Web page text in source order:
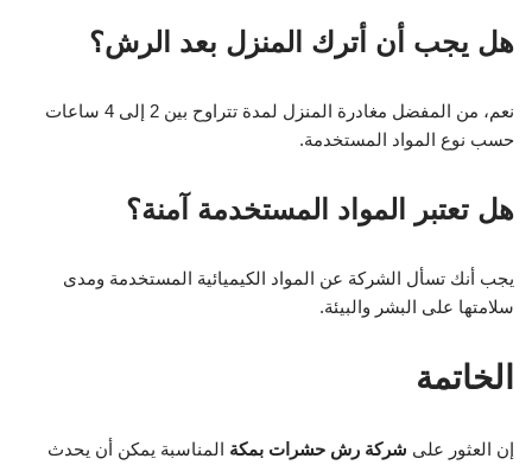
هل يجب أن أترك المنزل بعد الرش؟
نعم، من المفضل مغادرة المنزل لمدة تتراوح بين 2 إلى 4 ساعات
حسب نوع المواد المستخدمة.
هل تعتبر المواد المستخدمة آمنة؟
يجب أنك تسأل الشركة عن المواد الكيميائية المستخدمة ومدى
سلامتها على البشر والبيئة.
الخاتمة
إن العثور على شركة رش حشرات بمكة المناسبة يمكن أن يحدث